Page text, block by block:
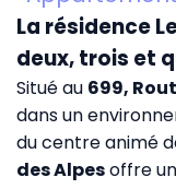
La résidence
deux, trois et
Situé au 699,
dans un
du centre animé
des Alpesoffre